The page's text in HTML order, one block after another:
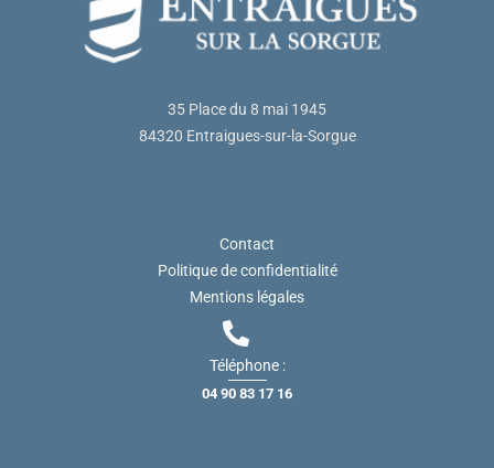
35 Place du 8 mai 1945
84320 Entraigues-sur-la-Sorgue
Contact
Politique de confidentialité
Mentions légales
Téléphone :
04 90 83 17 16